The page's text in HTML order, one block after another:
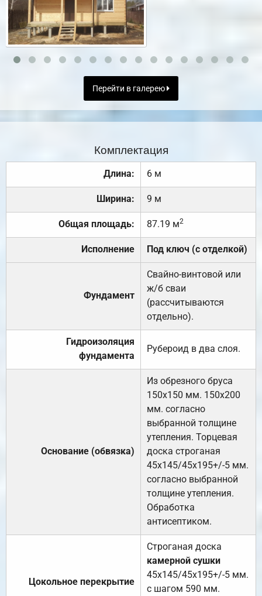
Перейти в галерею
Комплектация
Длина: 6 м
Ширина: 9 м
Общая площадь: 87.19 м2
Исполнение Под ключ (с отделкой)
Фундамент
Свайно-винтовой или
ж/б сваи
(рассчитываются
отдельно).
Гидроизоляция
фундамента
Рубероид в два слоя.
Основание (обвязка)
Из обрезного бруса
150х150 мм. 150х200
мм. согласно
выбранной толщине
утепления. Торцевая
доска строганая
45х145/45х195+/-5 мм.
согласно выбранной
толщине утепления.
Обработка
антисептиком.
Цокольное перекрытие
Строганая доска
камерной сушки
45х145/45х195+/-5 мм.
с шагом 590 мм.